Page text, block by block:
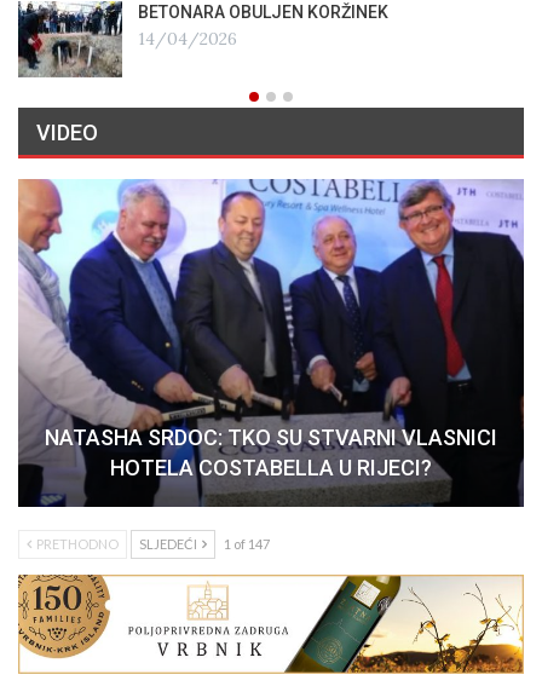
BETONARA OBULJEN KORŽINEK
14/04/2026
VIDEO
NATASHA SRDOC: TKO SU STVARNI VLASNICI
HOTELA COSTABELLA U RIJECI?
PRETHODNO SLJEDEĆI 1 of 147